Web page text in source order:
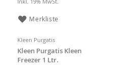
Merkliste
Kleen Purgatis
Kleen Purgatis Kleen
Freezer 1 Ltr.